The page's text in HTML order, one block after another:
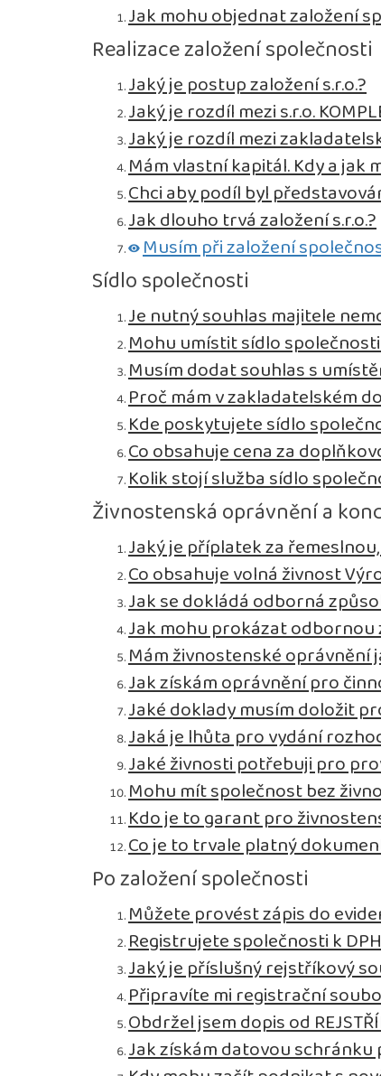
Jak mohu objednat založení
Realizace založení společnosti
Jaký je postup založení s.r.o.?
Jaký je rozdíl mezi s.r.o.
Jaký je rozdíl mezi
Mám vlastní kapitál. Kdy a jak
Chci aby podíl byl
Jak dlouho trvá založení s.r.o.?
Musím při založení
Sídlo společnosti
Je nutný souhlas majitele
Mohu umístit sídlo
Musím dodat souhlas s
Proč mám v zakladatelském
Kde poskytujete sídlo
Co obsahuje cena za
Kolik stojí služba sídlo
Živnostenská oprávnění a
Jaký je příplatek za
Co obsahuje volná živnost
Jak se dokládá odborná
Jak mohu prokázat
Mám živnostenské oprávnění
Jak získám oprávnění pro
Jaké doklady musím doložit
Jaká je lhůta pro vydání
Jaké živnosti potřebuji pro
Mohu mít společnost bez
Kdo je to garant pro
Co je to trvale platný
Po založení společnosti
Můžete provést zápis do
Registrujete společnosti k
Jaký je příslušný rejstříkový
Připravíte mi registrační
Obdržel jsem dopis od
Jak získám datovou